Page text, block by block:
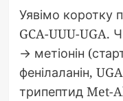
Уявімо коротку
GCA-UUU-UGA.
→ метіонін
фенілаланін,
трипептид Met-